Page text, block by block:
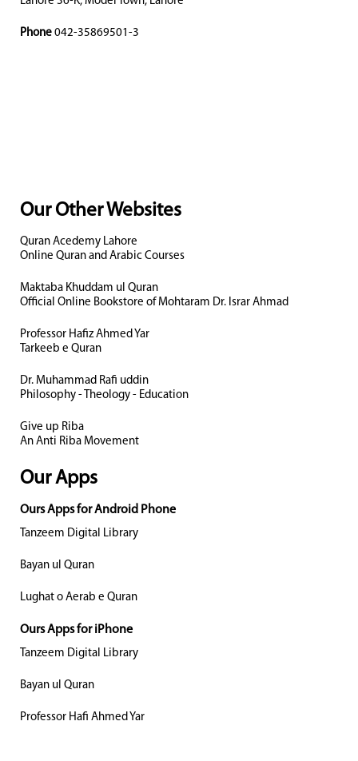
Phone 042-35869501-3
Our Other Websites
Quran Acedemy Lahore
Online Quran and Arabic Courses
Maktaba Khuddam ul Quran
Official Online Bookstore of Mohtaram Dr. Israr Ahmad
Professor Hafiz Ahmed Yar
Tarkeeb e Quran
Dr. Muhammad Rafi uddin
Philosophy - Theology - Education
Give up Riba
An Anti Riba Movement
Our Apps
Ours Apps for Android Phone
Tanzeem Digital Library
Bayan ul Quran
Lughat o Aerab e Quran
Ours Apps for iPhone
Tanzeem Digital Library
Bayan ul Quran
Professor Hafi Ahmed Yar